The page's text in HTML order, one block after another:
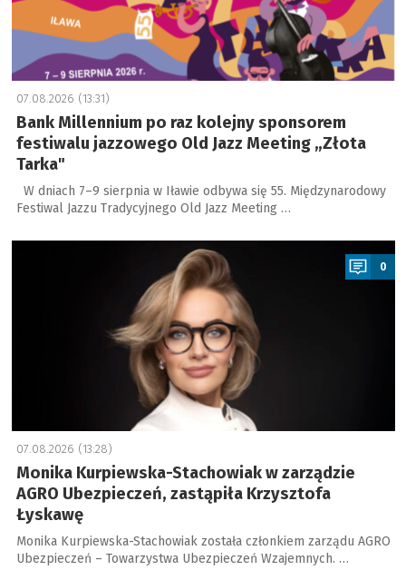
07.08.2026 (13:31)
Bank Millennium po raz kolejny sponsorem
festiwalu jazzowego Old Jazz Meeting „Złota
Tarka"
W dniach 7–9 sierpnia w Iławie odbywa się 55. Międzynarodowy
Festiwal Jazzu Tradycyjnego Old Jazz Meeting …
a
0
07.08.2026 (13:28)
Monika Kurpiewska-Stachowiak w zarządzie
AGRO Ubezpieczeń, zastąpiła Krzysztofa
Łyskawę
Monika Kurpiewska-Stachowiak została członkiem zarządu AGRO
Ubezpieczeń – Towarzystwa Ubezpieczeń Wzajemnych. …